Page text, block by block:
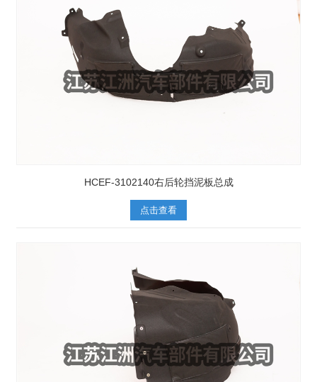
HCEF-3102140右后轮挡泥板总成
点击查看